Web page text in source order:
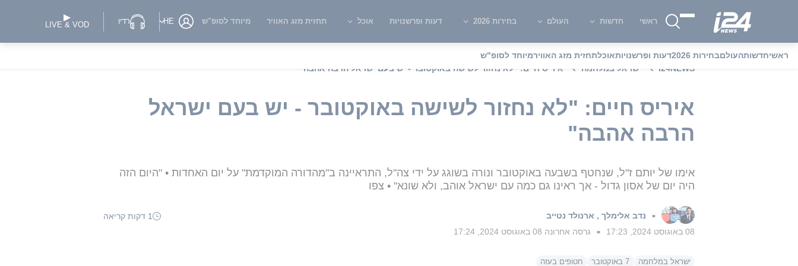
ראשי חדשות העולם בחירות 2026 דעות ופרשנויות אוכל תחזית מזג האוויר מיוחד לסופ"ש HE רדיו LIVE & VOD
ראשיחדשותהעולםבחירות 2026 דעות ופרשנויותאוכלתחזית מזג האווירמיוחד לסופ"ש
i24NEWS
ישראל במלחמה איריס חיים: "לא נחזור לשישה באוקטובר - יש בעם ישראל הרבה אהבה"
איריס חיים: "לא נחזור לשישה באוקטובר - יש בעם ישראל
הרבה אהבה"
אימו של יותם ז"ל, שנחטף בשבעה באוקטובר ונורה בשוגג על ידי צה"ל, התראיינה ב"מהדורה המוקדמת" על יום האחדות • "היום הזה
היה יום של אסון גדול - אך ראינו גם כמה עם ישראל אוהב, ולא שונא" • צפו
■ נדב אלימלך , ארנולד נטייב
1 דקות קריאה
08 באוגוסט 2024, 17:23
■ גרסה אחרונה 08 באוגוסט 2024, 17:24
ישראל במלחמה 7 באוקטובר חטופים בעזה